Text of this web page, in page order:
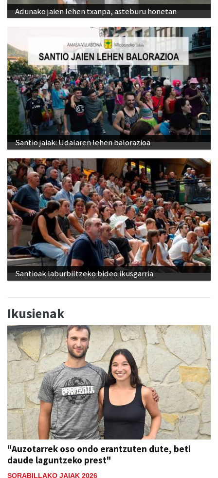
Adunako jaien lehen txanpa, asteburu honetan
Santio jaiak: Udalaren lehen balorazioa
Santioak laburbiltzeko bideo ikusgarria
Ikusienak
"Auzotarrek oso ondo erantzuten dute, beti
daude laguntzeko prest"
SORABILLAKO JAIAK 2026